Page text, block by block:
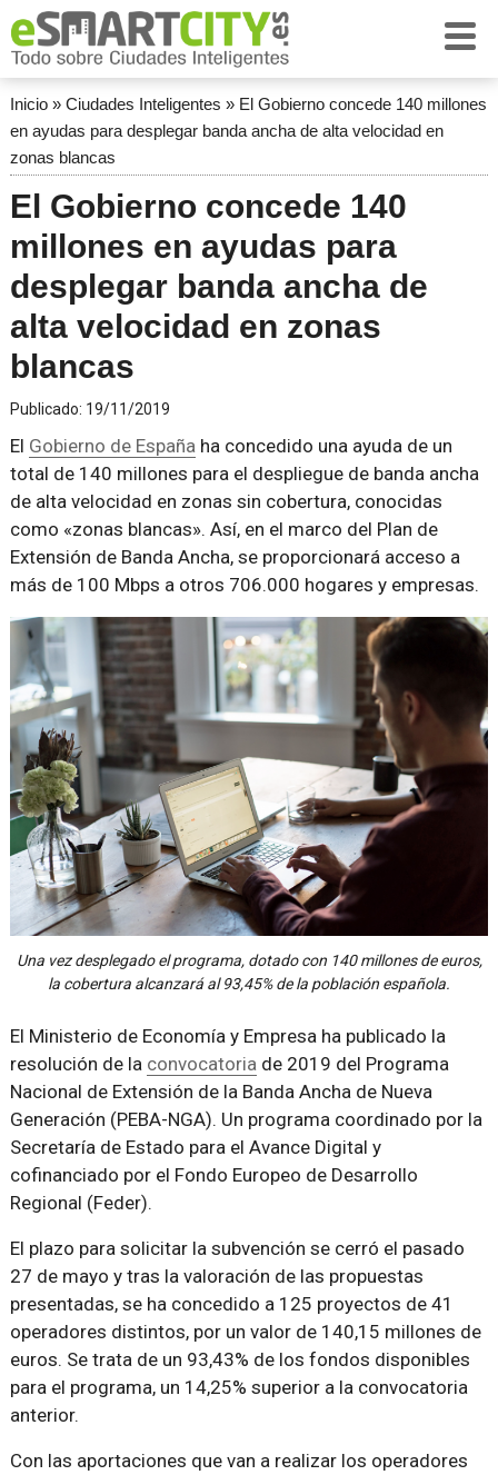
Inicio» Ciudades Inteligentes » El Gobierno concede 140 millones
en ayudas para desplegar banda ancha de alta velocidad en
zonas blancas
El Gobierno concede 140
millones en ayudas para
desplegar banda ancha de
alta velocidad en zonas
blancas
Publicado: 19/11/2019
El Gobierno de Españaha concedido una ayuda de un
total de 140 millones para el despliegue de banda ancha
de alta velocidad en zonas sin cobertura, conocidas
como «zonas blancas». Así, en el marco del Plan de
Extensión de Banda Ancha, se proporcionará acceso a
más de 100 Mbps a otros 706.000 hogares y empresas.
Una vez desplegado el programa, dotado con 140 millones de euros,
la cobertura alcanzará al 93,45% de la población española.
El Ministerio de Economía y Empresa ha publicado la
resolución de la convocatoriade 2019 del Programa
Nacional de Extensión de la Banda Ancha de Nueva
Generación (PEBA-NGA). Un programa coordinado por la
Secretaría de Estado para el Avance Digital y
cofinanciado por el Fondo Europeo de Desarrollo
Regional (Feder).
El plazo para solicitar la subvención se cerró el pasado
27 de mayo y tras la valoración de las propuestas
presentadas, se ha concedido a 125 proyectos de 41
operadores distintos, por un valor de 140,15 millones de
euros. Se trata de un 93,43% de los fondos disponibles
para el programa, un 14,25% superior a la convocatoria
anterior.
Con las aportaciones que van a realizar los operadores